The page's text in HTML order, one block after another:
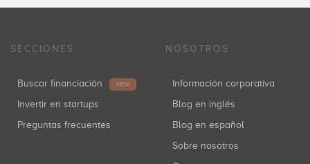
SECCIONES
Buscar financiación NEW
Invertir en startups
Preguntas frecuentes
NOSOTROS
Información corporativa
Blog en inglés
Blog en español
Sobre nosotros